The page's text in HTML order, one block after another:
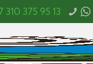
310 375 95 13